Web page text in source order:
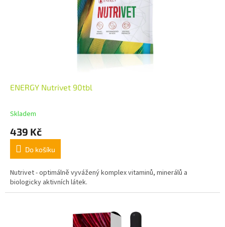
ENERGY Nutrivet 90tbl
Skladem
439 Kč
Do košíku
Nutrivet - optimálně vyvážený komplex vitaminů, minerálů a
biologicky aktivních látek.